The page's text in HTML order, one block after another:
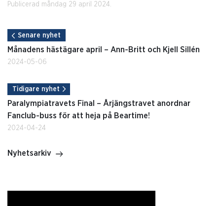
Publicerad måndag 29 april 2024.
Senare nyhet
Månadens hästägare april – Ann-Britt och Kjell Sillén
2024-05-06
Tidigare nyhet
Paralympiatravets Final – Årjängstravet anordnar
Fanclub-buss för att heja på Beartime!
2024-04-24
Nyhetsarkiv